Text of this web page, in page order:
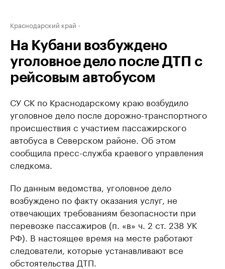
Краснодарский край
На Кубани возбуждено
уголовное дело после ДТП с
рейсовым автобусом
СУ СК по Краснодарскому краю возбудило
уголовное дело после дорожно-транспортного
происшествия с участием пассажирского
автобуса в Северском районе. Об этом
сообщила пресс-служба краевого управления
следкома.
По данным ведомства, уголовное дело
возбуждено по факту оказания услуг, не
отвечающих требованиям безопасности при
перевозке пассажиров (п. «в» ч. 2 ст. 238 УК
РФ). В настоящее время на месте работают
следователи, которые устанавливают все
обстоятельства ДТП.